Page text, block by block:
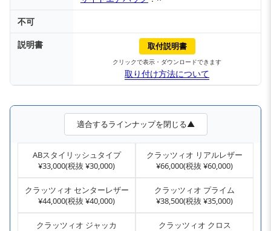
不可
説明書
取付説明書
クリックで表示・ダウンロードできます
取り付け方法について
適合するラインナップを閉じる▲
ABスタイリッシュタイプ
¥33,000(税抜 ¥30,000)
クラッツィオ リアルレザー
¥66,000(税抜 ¥60,000)
クラッツィオ センターレザー
¥44,000(税抜 ¥40,000)
クラッツィオ プライム
¥38,500(税抜 ¥35,000)
クラッツィオ ジャッカ
クラッツィオ クロス